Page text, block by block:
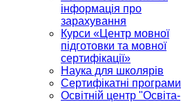
інформація про
зарахування
Курси «Центр мовної
підготовки та мовної
сертифікації»
Наука для школярів
Сертифікатні програми
Освітній центр "Освіта-